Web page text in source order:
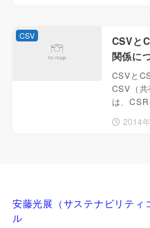
CSVと
関係に
CSVと
CSV（
は、
2014
CSV
安藤光展（サステナビリティ
ル